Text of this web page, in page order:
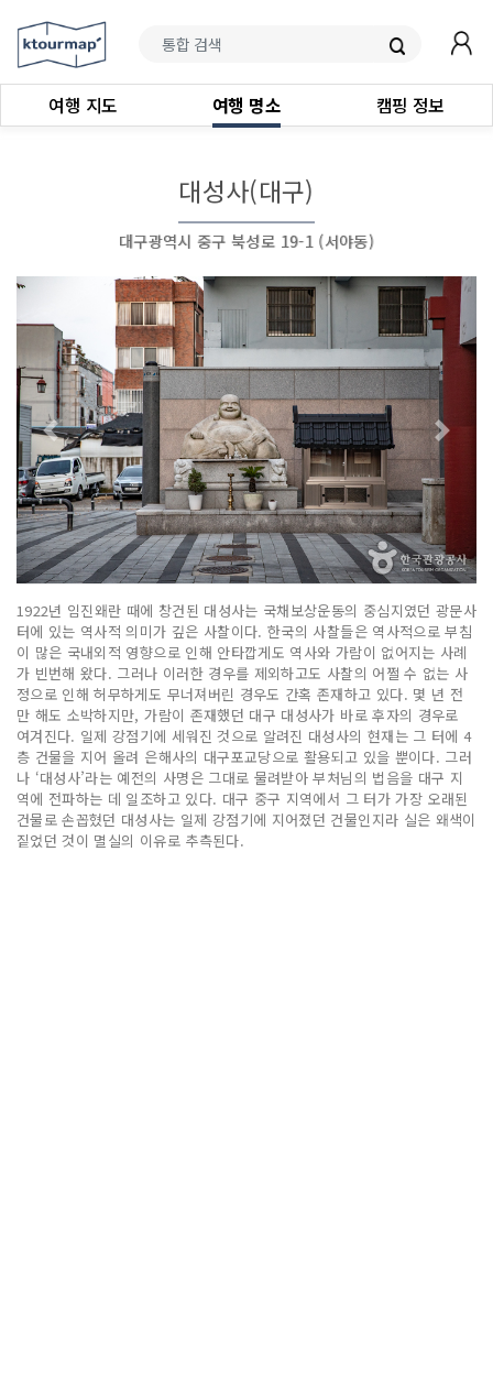
여행 지도 여행 명소 캠핑 정보
대성사(대구)
대구광역시 중구 북성로 19-1 (서야동)
1922년 임진왜란 때에 창건된 대성사는 국채보상운동의 중심지였던 광문사
터에 있는 역사적 의미가 깊은 사찰이다. 한국의 사찰들은 역사적으로 부침
이 많은 국내외적 영향으로 인해 안타깝게도 역사와 가람이 없어지는 사례
가 빈번해 왔다. 그러나 이러한 경우를 제외하고도 사찰의 어쩔 수 없는 사
정으로 인해 허무하게도 무너져버린 경우도 간혹 존재하고 있다. 몇 년 전
만 해도 소박하지만, 가람이 존재했던 대구 대성사가 바로 후자의 경우로
여겨진다. 일제 강점기에 세워진 것으로 알려진 대성사의 현재는 그 터에 4
층 건물을 지어 올려 은해사의 대구포교당으로 활용되고 있을 뿐이다. 그러
나 ‘대성사’라는 예전의 사명은 그대로 물려받아 부처님의 법음을 대구 지
역에 전파하는 데 일조하고 있다. 대구 중구 지역에서 그 터가 가장 오래된
건물로 손꼽혔던 대성사는 일제 강점기에 지어졌던 건물인지라 실은 왜색이
짙었던 것이 멸실의 이유로 추측된다.